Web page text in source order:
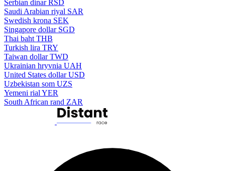
Serbian dinar RSD
Saudi Arabian riyal SAR
Swedish krona SEK
Singapore dollar SGD
Thai baht THB
Turkish lira TRY
Taiwan dollar TWD
Ukrainian hryvnia UAH
United States dollar USD
Uzbekistan som UZS
Yemeni rial YER
South African rand ZAR